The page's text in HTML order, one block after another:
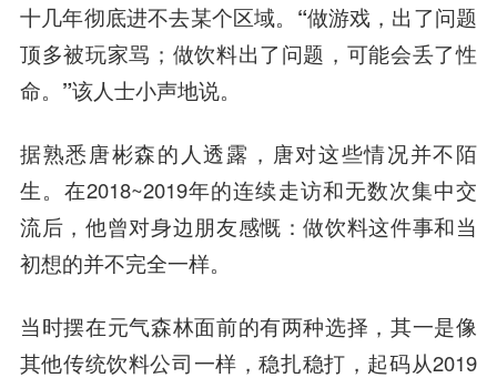
十几年彻底进不去某个区域。 “做游戏，出了问题
顶多被玩家骂；做饮料出了问题，可能会丢了性
命。”该人士小声地说。
据熟悉唐彬森的人透露，唐对这些情况并不陌
生。在2018~2019年的连续走访和无数次集中交
流后，他曾对身边朋友感慨：做饮料这件事和当
初想的并不完全一样。
当时摆在元气森林面前的有两种选择，其一是像
其他传统饮料公司一样，稳扎稳打，起码从2019